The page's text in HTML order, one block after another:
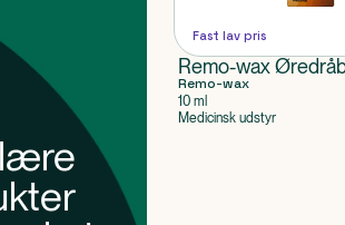
Fast lav pris
Remo-wax
Remo-wax
10 ml
Medicinsk udstyr